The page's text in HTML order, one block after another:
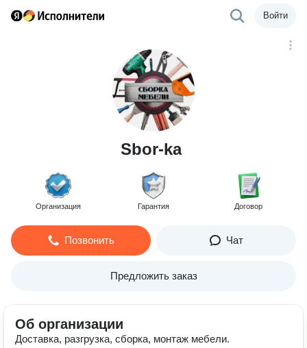
Войти
Sbor-ka
Организация Гарантия Договор
Позвонить Чат
Предложить заказ
Об организации
Доставка, разгрузка, сборка, монтаж мебели.